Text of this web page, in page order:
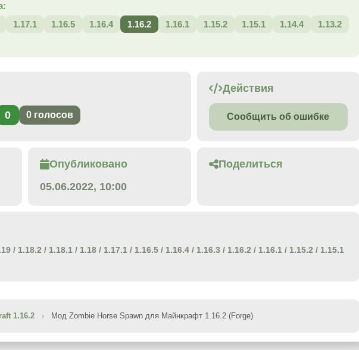
1.17.1 1.16.5 1.16.4 1.16.2 1.16.1 1.15.2 1.15.1 1.14.4
1.13.2
0 0 голосов
Действия
Сообщить об ошибке
Опубликовано
05.06.2022, 10:00
Поделиться
/ 1.18.2 / 1.18.1 / 1.18 / 1.17.1 / 1.16.5 / 1.16.4 / 1.16.3 / 1.16.2 / 1.16.1 / 1.15.2 / 1.15.1
1.16.2 › Мод Zombie Horse Spawn для Майнкрафт 1.16.2 (Forge)